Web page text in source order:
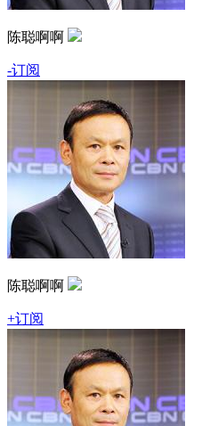
陈聪啊啊
-订阅
陈聪啊啊
+订阅